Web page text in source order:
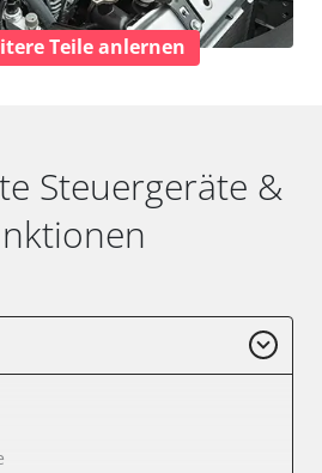
Teile anlernen
Steuergeräte &